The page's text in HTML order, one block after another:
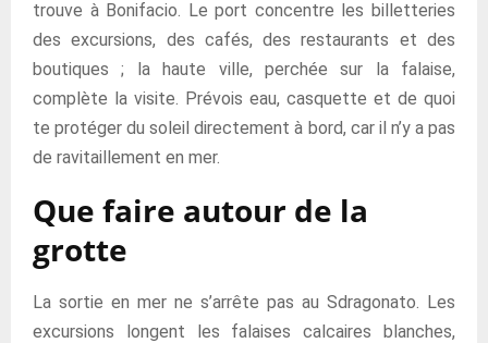
trouve à Bonifacio. Le port concentre les billetteries
des excursions, des cafés, des restaurants et des
boutiques ; la haute ville, perchée sur la falaise,
complète la visite. Prévois eau, casquette et de quoi
te protéger du soleil directement à bord, car il n’y a pas
de ravitaillement en mer.
Que faire autour de la
grotte
La sortie en mer ne s’arrête pas au Sdragonato. Les
excursions longent les falaises calcaires blanches,